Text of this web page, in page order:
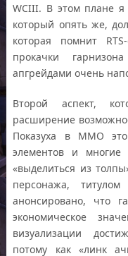
WCIII. В этом плане
который опять же,
которая помнит
прокачки
апгрейдами очень
Второй аспект,
расширение
Показуха в ММО
элементов и
«выделиться из
персонажа,
анонсировано, что
экономическое
визуализации
потому как «линк